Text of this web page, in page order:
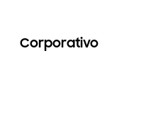
Corporativo